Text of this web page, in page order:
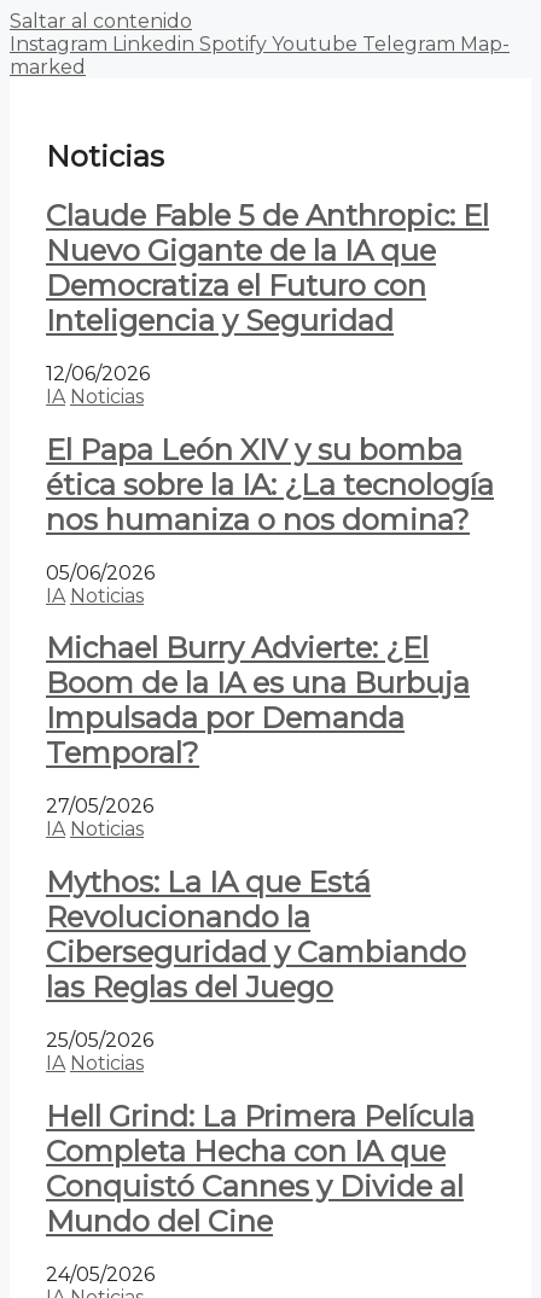
Saltar al contenido
Instagram Linkedin Spotify Youtube Telegram Map-
marked
Noticias
Claude Fable 5 de Anthropic: El
Nuevo Gigante de la IA que
Democratiza el Futuro con
Inteligencia y Seguridad
12/06/2026
IA Noticias
El Papa León XIV y su bomba
ética sobre la IA: ¿La tecnología
nos humaniza o nos domina?
05/06/2026
IA Noticias
Michael Burry Advierte: ¿El
Boom de la IA es una Burbuja
Impulsada por Demanda
Temporal?
27/05/2026
IA Noticias
Mythos: La IA que Está
Revolucionando la
Ciberseguridad y Cambiando
las Reglas del Juego
25/05/2026
IA Noticias
Hell Grind: La Primera Película
Completa Hecha con IA que
Conquistó Cannes y Divide al
Mundo del Cine
24/05/2026